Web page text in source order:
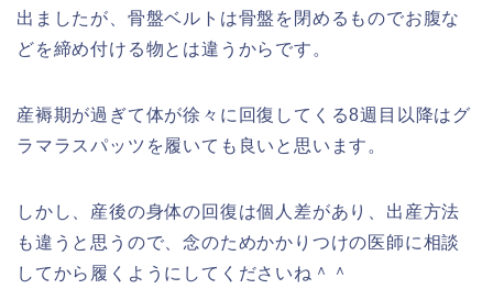
出ましたが、骨盤ベルトは骨盤を閉めるものでお腹な
どを締め付ける物とは違うからです。
産褥期が過ぎて体が徐々に回復してくる8週目以降はグ
ラマラスパッツを履いても良いと思います。
しかし、産後の身体の回復は個人差があり、出産方法
も違うと思うので、念のためかかりつけの医師に相談
してから履くようにしてくださいね＾＾